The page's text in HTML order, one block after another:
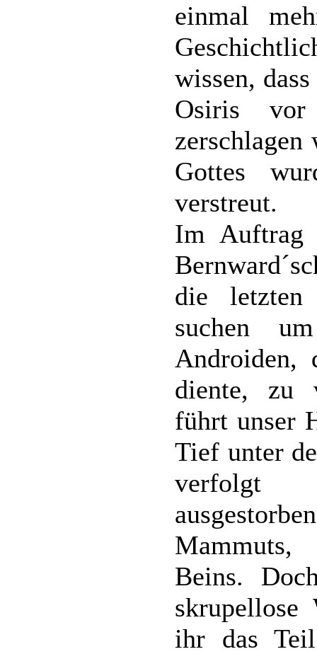
einmal
wissen,
Osiris
zerschlagen
Gottes
verstreut.
Im Auftrag
die letzten
suchen
Androiden,
diente, zu
führt unser
Tief unter
verfolgt
Beins.
skrupellose
ihr das